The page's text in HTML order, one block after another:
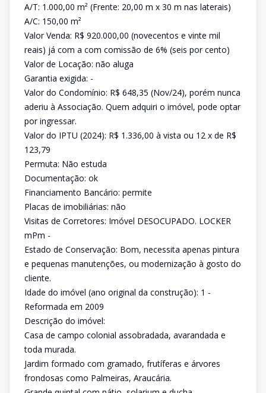
A/T: 1.000,00 m² (Frente: 20,00 m x 30 m nas laterais)
A/C: 150,00 m²
Valor Venda: R$ 920.000,00 (novecentos e vinte mil
reais) já com a com comissão de 6% (seis por cento)
Valor de Locação: não aluga
Garantia exigida: -
Valor do Condomínio: R$ 648,35 (Nov/24), porém nunca
aderiu à Associação. Quem adquiri o imóvel, pode optar
por ingressar.
Valor do IPTU (2024): R$ 1.336,00 à vista ou 12 x de R$
123,79
Permuta: Não estuda
Documentação: ok
Financiamento Bancário: permite
Placas de imobiliárias: não
Visitas de Corretores: Imóvel DESOCUPADO. LOCKER
mPm -
Estado de Conservação: Bom, necessita apenas pintura
e pequenas manutenções, ou modernização à gosto do
cliente.
Idade do imóvel (ano original da construção): 1 -
Reformada em 2009
Descrição do imóvel:
Casa de campo colonial assobradada, avarandada e
toda murada.
Jardim formado com gramado, frutíferas e árvores
frondosas como Palmeiras, Araucária.